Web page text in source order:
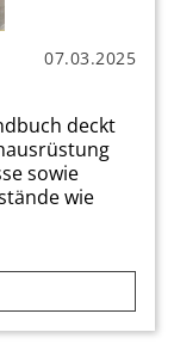
07.03.2025
deckt
sowie
wie